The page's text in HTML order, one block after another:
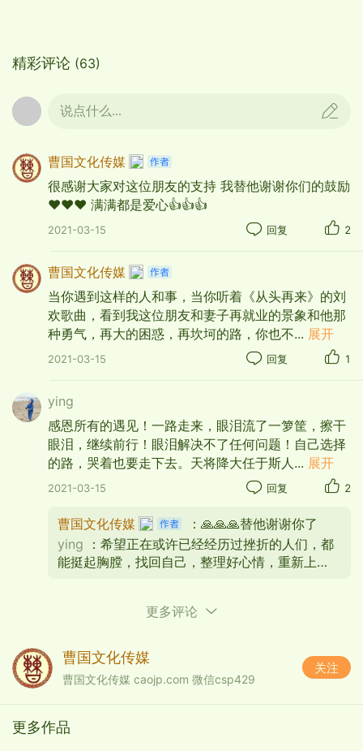
演唱：刘欢
已变成遥远的回忆。
勤勤苦苦已度过半生，
今夜重又走进风雨。
为了我致爱的亲人。
再苦再难也要坚强，
只为那些期待眼神。
心若在梦就在，
天地之间还有真爱
看成败人生豪迈，
已变成遥远的回忆。
勤勤苦苦已度过半生，
我不能随波浮沉，
精彩评论 (63)
说点什么...
曹国文化传媒
很感谢大家对这位朋友的支持 我替他谢谢你们的鼓励
❤️❤️❤️ 满满都是爱心👍👍👍
2021-03-15 回复 2
曹国文化传媒
当你遇到这样的人和事，当你听着《从头再来》的刘
欢歌曲，看到我这位朋友和妻子再就业的景象和他那
种勇气，再大的困惑，再坎坷的路，你也不... 展开
2021-03-15 回复 1
ying
感恩所有的遇见！一路走来，眼泪流了一箩筐，擦干
眼泪，继续前行！眼泪解决不了任何问题！自己选择
的路，哭着也要走下去。天将降大任于斯人... 展开
2021-03-15 回复 2
曹国文化传媒
：🙏🙏🙏替他谢谢你了
ying
：希望正在或许已经经历过挫折的人们，都
能挺起胸膛，找回自己，整理好心情，重新上
更多评论
曹国文化传媒
曹国文化传媒 caojp.com 微信csp429
关注
更多作品